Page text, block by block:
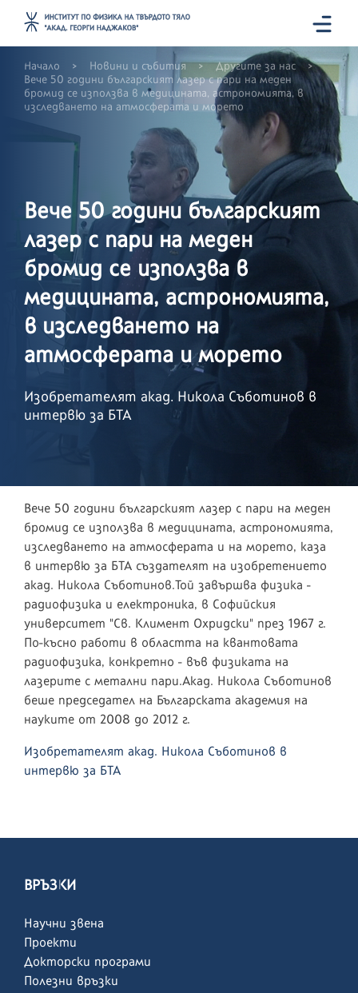
Начало > Новини и събития>Другите за нас >
Вече 50 години българският лазер с пари на меден
бромид се използва в медицината, астрономията, в
изследването на атмосферата и морето
Вече 50 години българският
лазер с пари на меден
бромид се използва в
медицината, астрономията,
в изследването на
атмосферата и морето
Изобретателят акад. Никола Съботинов в
интервю за БТА
Вече 50 години българският лазер с пари на меден
бромид се използва в медицината, астрономията,
изследването на атмосферата и на морето, каза
в интервю за БТА създателят на изобретението
акад. Никола Съботинов.Той завършва физика -
радиофизика и електроника, в Софийския
университет "Св. Климент Охридски" през 1967 г.
По-късно работи в областта на квантовата
радиофизика, конкретно - във физиката на
лазерите с метални пари.Акад. Никола Съботинов
беше председател на Българската академия на
науките от 2008 до 2012 г.
Изобретателят акад. Никола Съботинов в
интервю за БТА
ВРЪЗКИ
Научни звена
Проекти
Докторски програми
Полезни връзки